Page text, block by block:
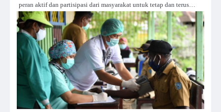
peran aktif dan partisipasi dari masyarakat untuk tetap dan terus…